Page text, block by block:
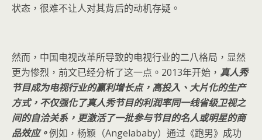
状态，很难不让人对其背后的动机存疑。
然而，中国电视改革所导致的电视行业的二八格局，显然
更为惨烈，前文已经分析了这一点。2013年开始， 真人秀
节目成为电视行业的赢利增长点，高投入、大片化的生产
方式，不仅强化了真人秀节目的利润率同一线省级卫视之
间的自洽关系，更激活了一批参与节目的名人或明星的商
品效应。例如，杨颖（Angelababy）通过《跑男》成功